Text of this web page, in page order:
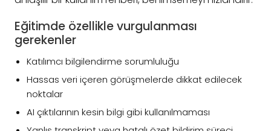
Eğitimde özellikle vurgulanması
gerekenler
Katılımcı bilgilendirme sorumluluğu
Hassas veri içeren görüşmelerde dikkat edilecek
noktalar
AI çıktılarının kesin bilgi gibi kullanılmaması